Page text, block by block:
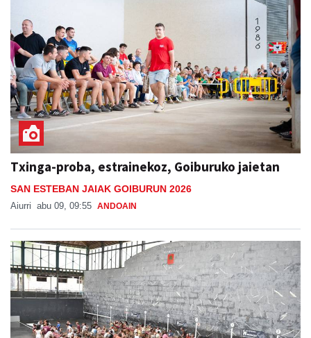
Txinga-proba, estrainekoz, Goiburuko jaietan
abu 09, 09:55